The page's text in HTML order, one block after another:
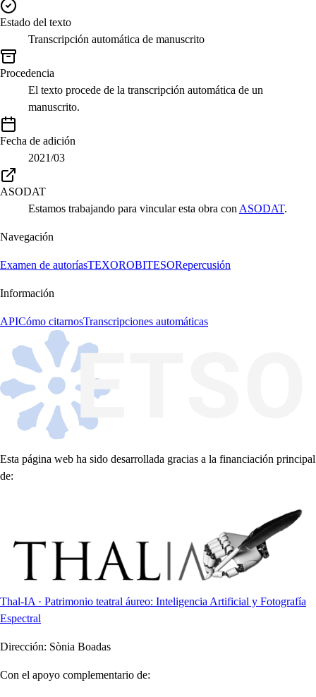
Estado del texto
Transcripción automática de manuscrito
Procedencia
El texto procede de la transcripción automática de un
manuscrito.
Fecha de adición
2021/03
ASODAT
Estamos trabajando para vincular esta obra con ASODAT.
Navegación
Examen de autoríasTEXOROBITESORepercusión
Información
APICómo citarnosTranscripciones automáticas
Esta página web ha sido desarrollada gracias a la financiación principal
de:
Thal-IA · Patrimonio teatral áureo: Inteligencia Artificial y Fotografía
Espectral
Dirección: Sònia Boadas
Con el apoyo complementario de: